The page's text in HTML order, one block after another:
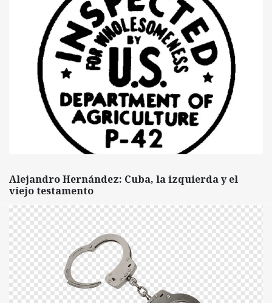
Alejandro Hernández: Cuba, la izquierda y el
viejo testamento